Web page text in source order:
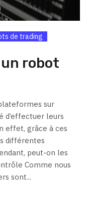
de trading
robot
sur
d’effectuer leurs
effet, grâce à ces
différentes
peut-on les
Comme nous
sont...